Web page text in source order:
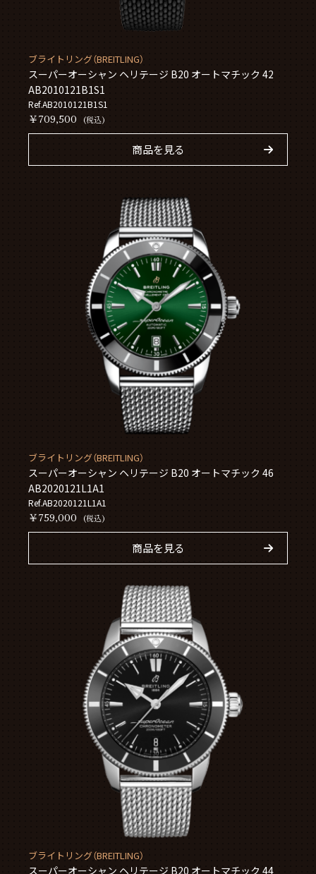
ブライトリング（BREITLING）
スーパーオーシャン ヘリテージ B20 オートマチック 42
AB2010121B1S1
Ref.AB2010121B1S1
￥709,500 (税込)
商品を見る
ブライトリング（BREITLING）
スーパーオーシャン ヘリテージ B20 オートマチック 46
AB2020121L1A1
Ref.AB2020121L1A1
￥759,000 (税込)
商品を見る
ブライトリング（BREITLING）
スーパーオーシャン ヘリテージ B20 オートマチック 44